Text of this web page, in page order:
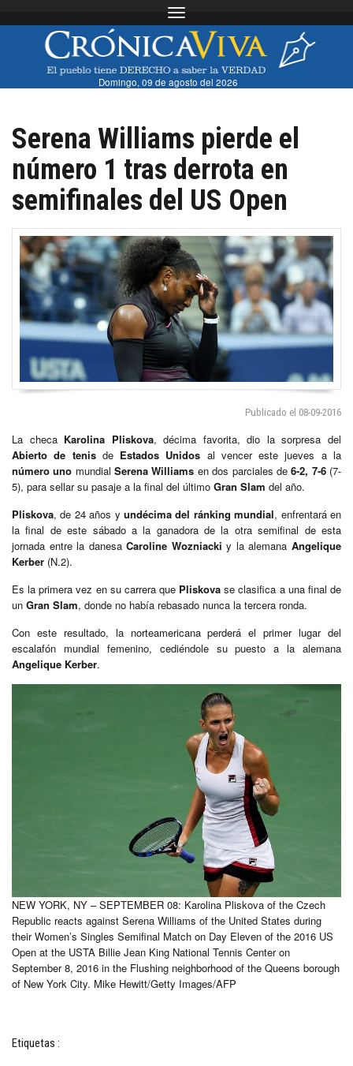
Toggle navigation
Domingo, 09 de agosto del 2026
Serena Williams pierde el
número 1 tras derrota en
semifinales del US Open
Publicado el 08-09-2016
La checa Karolina Pliskova, décima favorita, dio la sorpresa del
Abierto de tenisde Estados Unidos al vencer este jueves a la
número uno mundialSerena Williams en dos parciales de6-2, 7-6(7-
5), para sellar su pasaje a la final del último Gran Slam del año.
Pliskova, de 24 años y undécima del ránking mundial, enfrentará en
la final de este sábado a la ganadora de la otra semifinal de esta
jornada entre la danesaCaroline Wozniacki y la alemana Angelique
Kerber (N.2).
Es la primera vez en su carrera que Pliskova se clasifica a una final de
un Gran Slam, donde no había rebasado nunca la tercera ronda.
Con este resultado, la norteamericana perderá el primer lugar del
escalafón mundial femenino, cediéndole su puesto a la alemana
Angelique Kerber.
NEW YORK, NY – SEPTEMBER 08: Karolina Pliskova of the Czech
Republic reacts against Serena Williams of the United States during
their Women’s Singles Semifinal Match on Day Eleven of the 2016 US
Open at the USTA Billie Jean King National Tennis Center on
September 8, 2016 in the Flushing neighborhood of the Queens borough
of New York City. Mike Hewitt/Getty Images/AFP
Etiquetas :